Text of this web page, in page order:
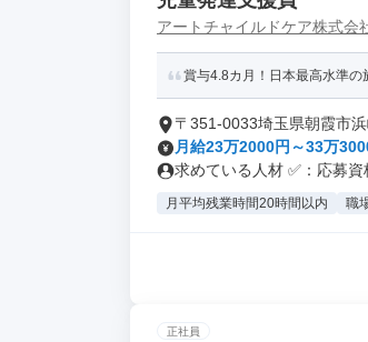
アートチャイルドケア株式会
賞与4.8カ月！日本最高水準の
〒351-0033埼玉県朝霞市
月給23万2000円～33万
求めている人材 ✅：応募
月平均残業時間20時間以内 職
正社員